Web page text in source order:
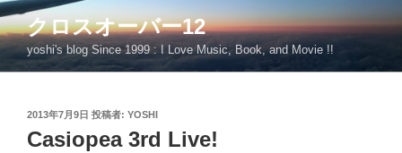
コ
ン
テ
ン
クロスオーバー12
yoshi's blog Since 1999 : I Love Music, Book, and Movie !!
投
稿
日:
2013年7月9日 投稿者: YOSHI
Casiopea 3rd Live!